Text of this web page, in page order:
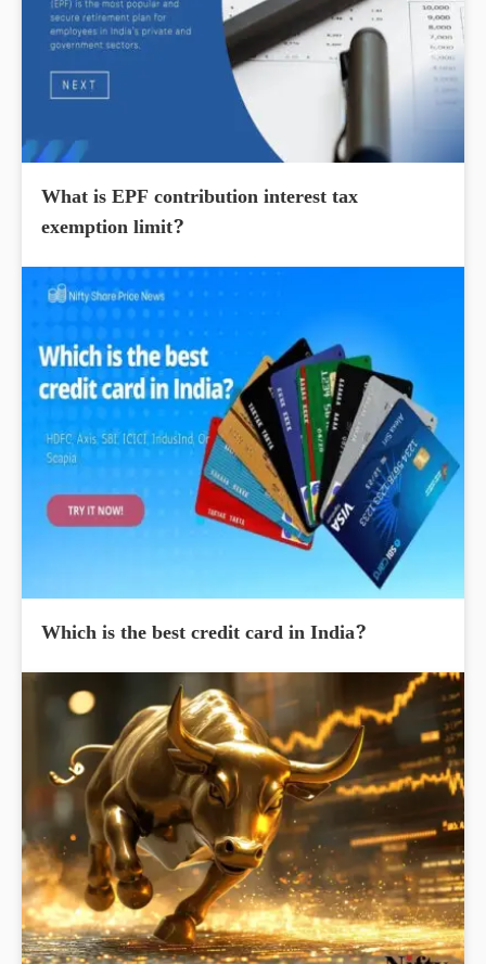
What is EPF contribution interest tax
exemption limit?
Which is the best credit card in India?